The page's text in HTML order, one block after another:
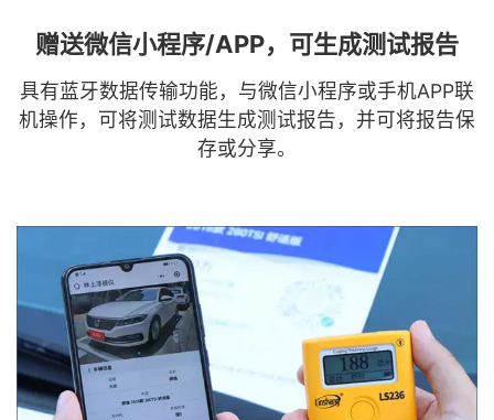
赠送微信小程序/APP，可生成测试报告
具有蓝牙数据传输功能，与微信小程序或手机APP联
机操作，可将测试数据生成测试报告，并可将报告保
存或分享。